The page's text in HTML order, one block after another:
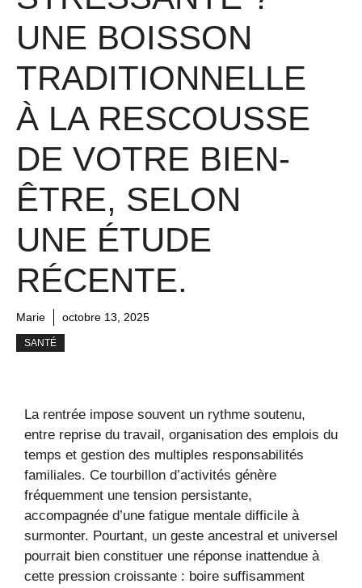
UNE BOISSON
TRADITIONNELLE
À LA RESCOUSSE
DE VOTRE BIEN-
ÊTRE, SELON
UNE ÉTUDE
RÉCENTE.
Marie octobre 13, 2025
SANTÉ
La rentrée impose souvent un rythme soutenu,
entre reprise du travail, organisation des emplois du
temps et gestion des multiples responsabilités
familiales. Ce tourbillon d’activités génère
fréquemment une tension persistante,
accompagnée d’une fatigue mentale difficile à
surmonter. Pourtant, un geste ancestral et universel
pourrait bien constituer une réponse inattendue à
cette pression croissante : boire suffisamment